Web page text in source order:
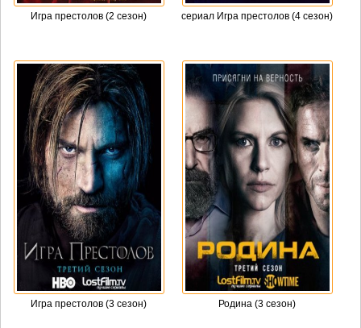
Игра престолов (2 сезон) сериал Игра престолов (4 сезон)
Игра престолов (3 сезон) Родина (3 сезон)